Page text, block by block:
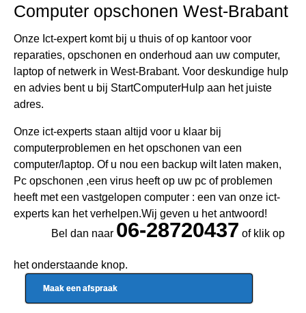
Computer opschonen West-Brabant
Onze Ict-expert komt bij u thuis of op kantoor voor
reparaties, opschonen en onderhoud aan uw computer,
laptop of netwerk in West-Brabant. Voor deskundige hulp
en advies bent u bij StartComputerHulp aan het juiste
adres.
Onze ict-experts staan altijd voor u klaar bij
computerproblemen en het opschonen van een
computer/laptop. Of u nou een backup wilt laten maken,
Pc opschonen ,een virus heeft op uw pc of problemen
heeft met een vastgelopen computer : een van onze ict-
experts kan het verhelpen.Wij geven u het antwoord!
Bel dan naar 06-28720437 of klik op
het onderstaande knop.
Maak een afspraak